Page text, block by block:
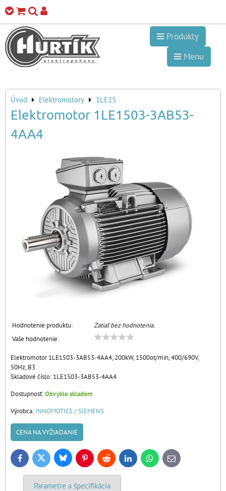
Produkty
Menu
Úvod Elektromotory 1LE15
Elektromotor 1LE1503-3AB53-
4AA4
Hodnotenie produktu:
Zatiaľ bez hodnotenia.
Vaše hodnotenie:
Elektromotor 1LE1503-3AB53-4AA4, 200kW, 1500ot/min, 400/690V,
50Hz, B3
Skladové číslo: 1LE1503-3AB53-4AA4
Dostupnosť:Obvykle skladom
Výrobca: INNOMOTICS / SIEMENS
CENA NA VYŽIADANIE
FacebookTwitter BlueskyPinterestReddit LinkedInWhatsApp
E-
mail
Parametre a špecifikácia